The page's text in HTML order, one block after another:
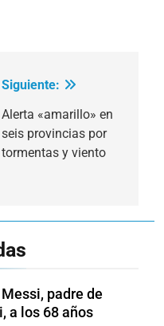
Siguiente:
Alerta «amarillo» en
seis provincias por
tormentas y viento
padre de
a los 68 años